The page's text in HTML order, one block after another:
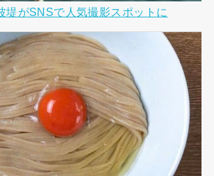
堤がSNSで人気撮影スポットに